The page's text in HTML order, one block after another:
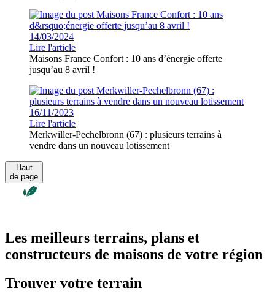
14/03/2024
Lire l'article
Maisons France Confort : 10 ans d’énergie offerte
jusqu’au 8 avril !
16/11/2023
Lire l'article
Merkwiller-Pechelbronn (67) : plusieurs terrains à
vendre dans un nouveau lotissement
Haut
de page
Les meilleurs terrains, plans et
constructeurs de maisons de votre région
Trouver votre terrain